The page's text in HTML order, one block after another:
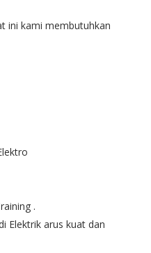
ini kami membutuhkan
.
Elektrik arus kuat dan